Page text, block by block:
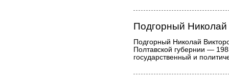
Подгорный Николай
Подгорный Николай
Полтавской губернии —
государственный и